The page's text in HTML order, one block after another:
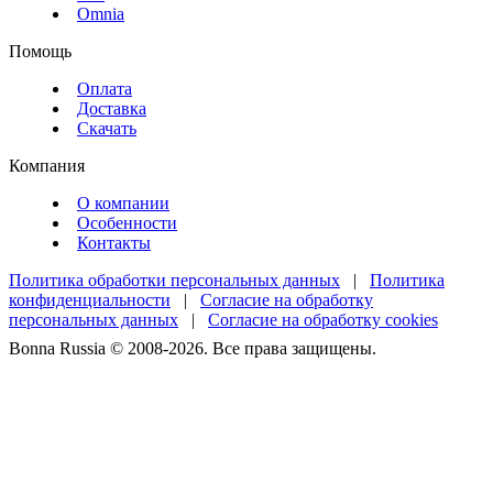
Omnia
Помощь
Оплата
Доставка
Скачать
Компания
О компании
Особенности
Контакты
Политика обработки персональных данных | Политика
конфиденциальности | Согласие на обработку
персональных данных | Согласие на обработку cookies
Bonna Russia © 2008-2026. Все права защищены.